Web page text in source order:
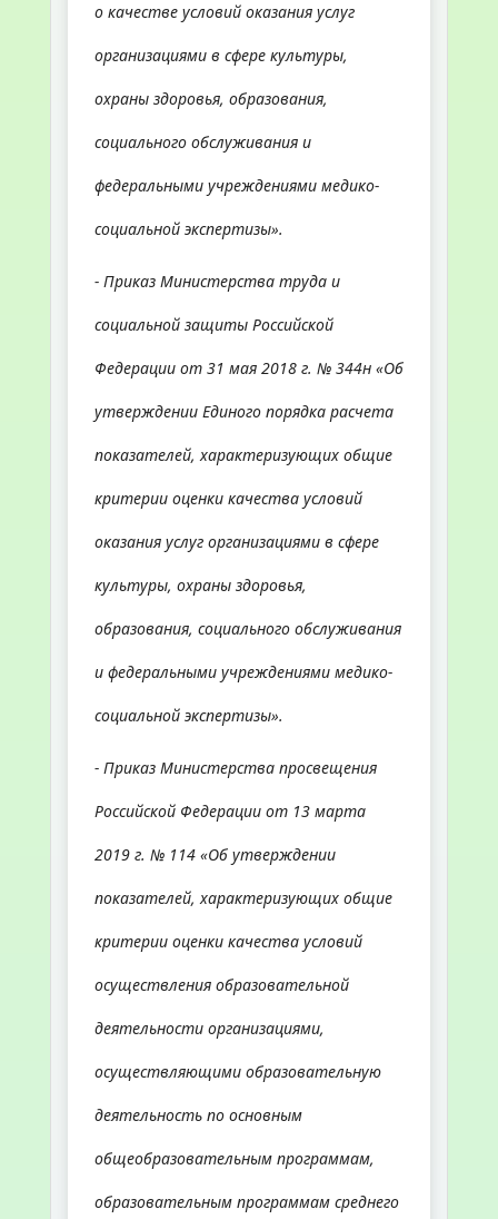
о качестве условий оказания услуг
организациями в сфере культуры,
охраны здоровья, образования,
социального обслуживания и
федеральными учреждениями медико­
социальной экспертизы».
- Приказ Министерства труда и
социальной защиты Российской
Федерации от 31 мая 2018 г. № 344н «Об
утверждении Единого порядка расчета
показателей, характеризующих общие
критерии оценки качества условий
оказания услуг организациями в сфере
культуры, охраны здоровья,
образования, социального обслуживания
и федеральными учреждениями медико-
социальной экспертизы».
- Приказ Министерства просвещения
Российской Федерации от 13 марта
2019 г. № 114 «Об утверждении
показателей, характеризующих общие
критерии оценки качества условий
осуществления образовательной
деятельности организациями,
осуществляющими образовательную
деятельность по основным
общеобразовательным программам,
образовательным программам среднего